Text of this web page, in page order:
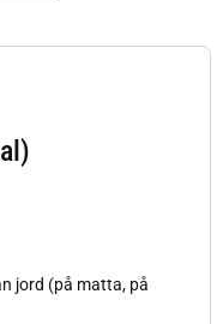
jord (på matta, på